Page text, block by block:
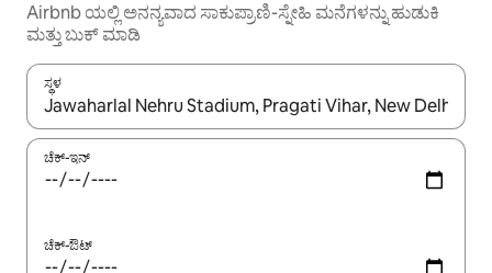
Airbnb ಯಲ್ಲಿ ಅನನ್ಯವಾದ ಸಾಕುಪ್ರಾಣಿ-ಸ್ನೇಹಿ ಮನೆಗಳನ್ನು ಹುಡುಕಿ
ಮತ್ತು ಬುಕ್ ಮಾಡಿ
ಸ್ಥಳ
ಫಲಿತಾಂಶಗಳು ಲಭ್ಯವಿರುವಾಗ, ಅಪ್ ಮತ್ತು ಡೌನ್ ಬಾಣದ ಕೀಲಿಗಳೊಂದಿಗೆ
ಚೆಕ್-ಇನ್
ಚೆಕ್-ಔಟ್